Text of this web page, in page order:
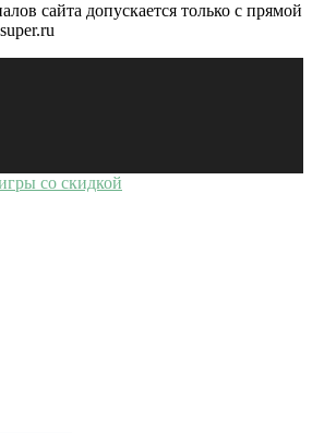
сайта допускается только с прямой